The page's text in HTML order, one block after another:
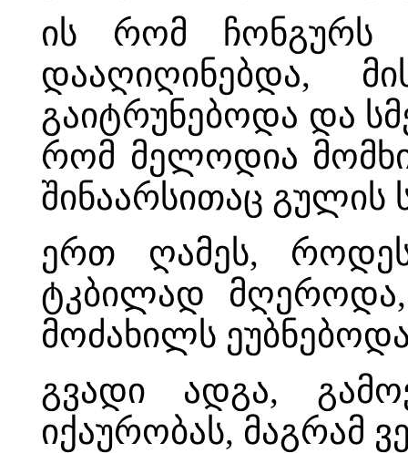
ის რომ ჩონგურს
დააღიღინებდა,
გაიტრუნებოდა და
რომ მელოდია
შინაარსითაც გულის
ერთ ღამეს,
ტკბილად მღეროდა,
მოძახილს
გვადი ადგა,
იქაურობას, მაგრამ